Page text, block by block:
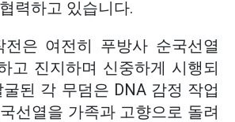
력하고 있습니다.
전은 여전히 푸방사 순국선열
고 진지하며 신중하게 시행되
된 각 무덤은 DNA 감정 작업
선열을 가족과 고향으로 돌려